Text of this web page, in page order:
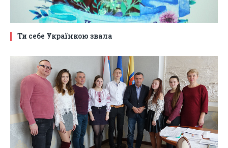
Ти себе Українкою звала